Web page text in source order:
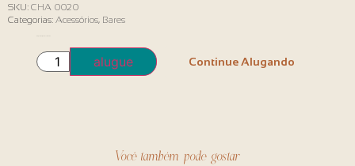
SKU: CHA 0020
Categorias: Acessórios, Bares
alugue Continue Alugando
Você também pode gostar